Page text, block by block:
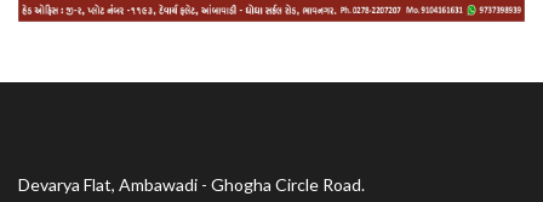
Devarya Flat, Ambawadi - Ghogha Circle Road.